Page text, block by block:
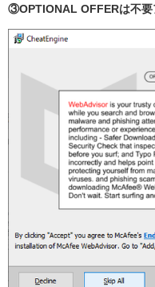
③OPTIONAL OFFERは不要